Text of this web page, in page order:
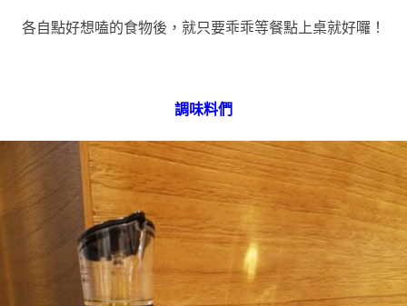
各自點好想嗑的食物後，就只要乖乖等餐點上桌就好囉！
調味料們